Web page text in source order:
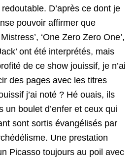
D’après ce dont je
pouvoir affirmer que
‘One Zero Zero One’,
ont été interprétés, mais
de ce show jouissif, je n’ai
des pages avec les titres
j’ai noté ? Hé ouais, ils
un boulet d’enfer et ceux qui
sont sortis évangélisés par
Une prestation
Picasso toujours au poil avec